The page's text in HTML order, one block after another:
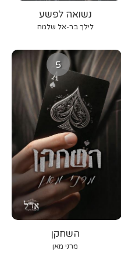
נשואה לפשע
לילך בר-אל שלמה
5
השחקן
מרני מאן